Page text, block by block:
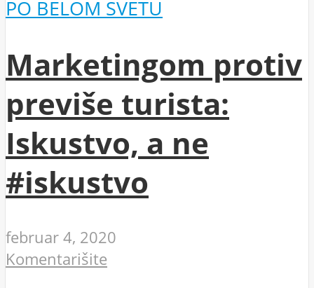
PO BELOM SVETU
Marketingom protiv
previše turista:
Iskustvo, a ne
#iskustvo
februar 4, 2020
Komentarišite